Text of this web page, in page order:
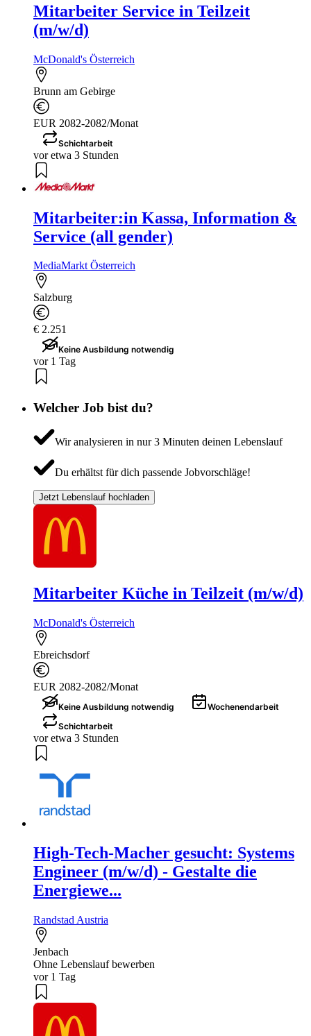
Mitarbeiter Service in Teilzeit
(m/w/d)
McDonald's Österreich
Brunn am Gebirge
EUR 2082-2082/Monat
Schichtarbeit
vor etwa 3 Stunden
Mitarbeiter:in Kassa, Information &
Service (all gender)
MediaMarkt Österreich
Salzburg
€ 2.251
Keine Ausbildung notwendig
vor 1 Tag
Welcher Job bist du?
Wir analysieren in nur 3 Minuten deinen Lebenslauf
Du erhältst für dich passende Jobvorschläge!
Jetzt Lebenslauf hochladen
Mitarbeiter Küche in Teilzeit (m/w/d)
McDonald's Österreich
Ebreichsdorf
EUR 2082-2082/Monat
Keine Ausbildung notwendig
Wochenendarbeit
Schichtarbeit
vor etwa 3 Stunden
High-Tech-Macher gesucht: Systems
Engineer (m/w/d) - Gestalte die
Energiewe...
Randstad Austria
Jenbach
Ohne Lebenslauf bewerben
vor 1 Tag